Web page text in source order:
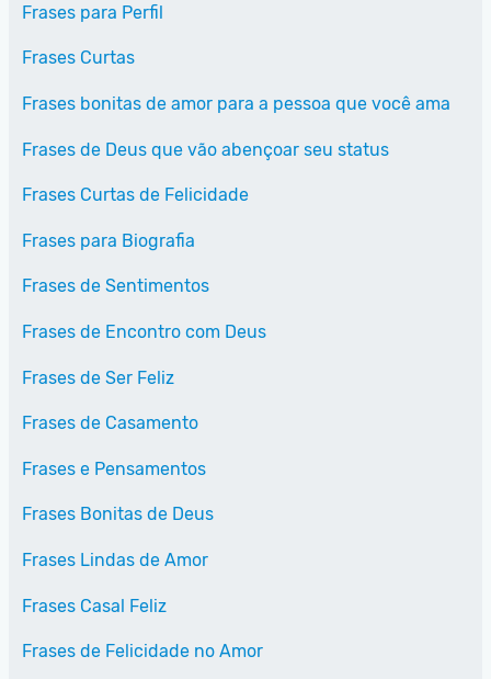
Frases para Perfil
Frases Curtas
Frases bonitas de amor para a pessoa que você ama
Frases de Deus que vão abençoar seu status
Frases Curtas de Felicidade
Frases para Biografia
Frases de Sentimentos
Frases de Encontro com Deus
Frases de Ser Feliz
Frases de Casamento
Frases e Pensamentos
Frases Bonitas de Deus
Frases Lindas de Amor
Frases Casal Feliz
Frases de Felicidade no Amor